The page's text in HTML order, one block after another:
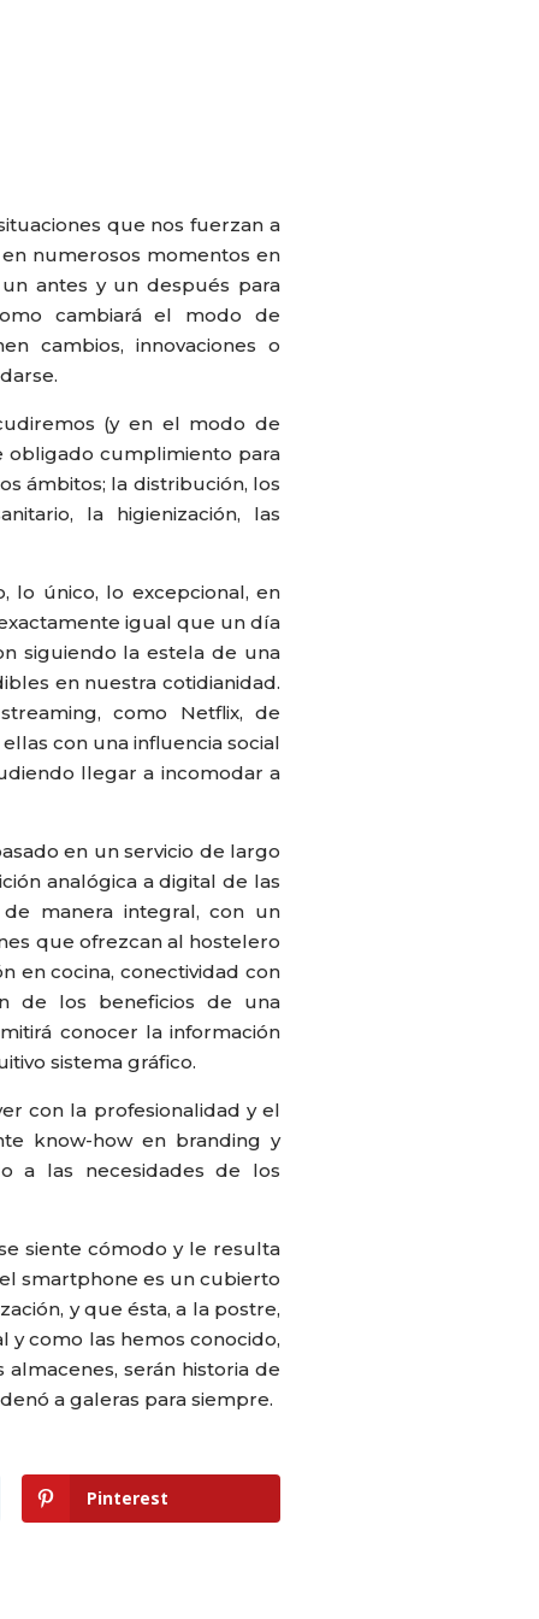
que nos fuerzan a
numerosos momentos en
antes y un después para
cambiará el modo de
cambios, innovaciones o
(y en el modo de
obligado cumplimiento para
ámbitos; la distribución, los
la higienización, las
lo único, lo excepcional, en
igual que un día
siguiendo la estela de una
en nuestra cotidianidad.
como Netflix, de
con una influencia social
llegar a incomodar a
en un servicio de largo
analógica a digital de las
manera integral, con un
que ofrezcan al hostelero
en cocina, conectividad con
de los beneficios de una
conocer la información
sistema gráfico.
con la profesionalidad y el
know-how en branding y
a las necesidades de los
siente cómodo y le resulta
smartphone es un cubierto
y que ésta, a la postre,
y como las hemos conocido,
serán historia de
a galeras para siempre.
Pinterest